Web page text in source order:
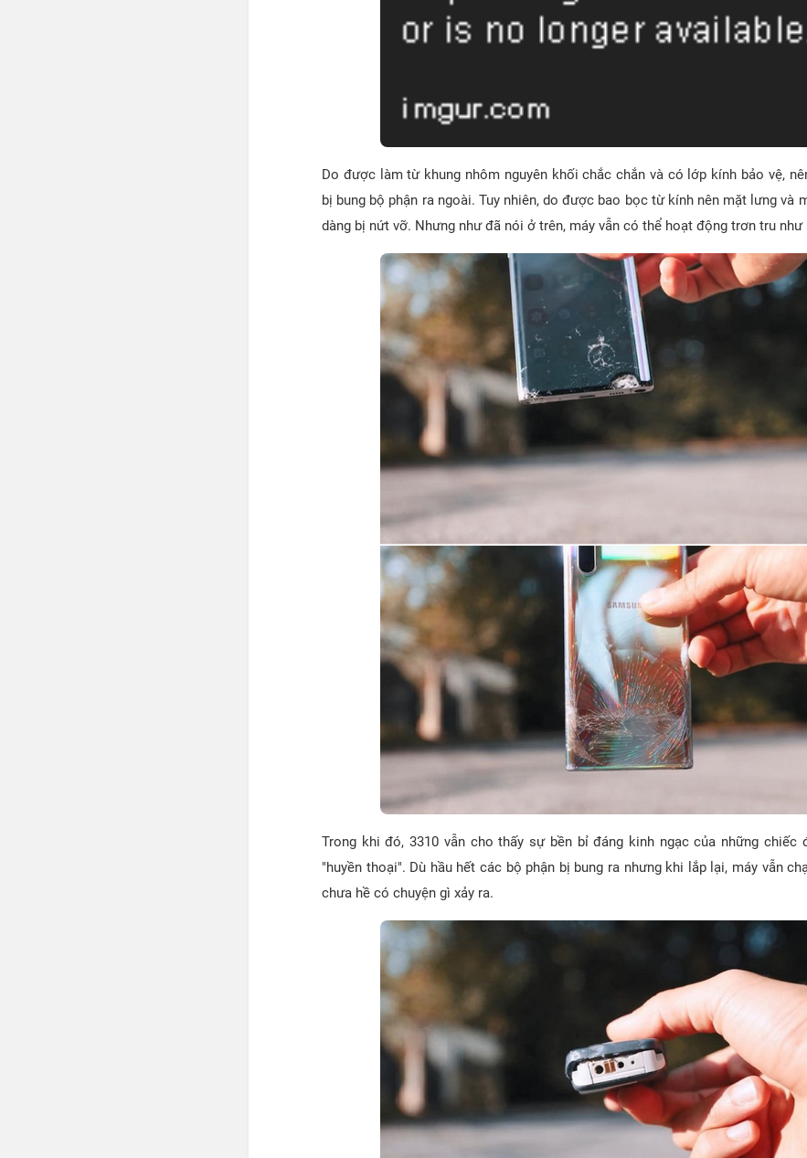
Do được làm từ khung nhôm nguyên khối chắc chắn và có lớp kính bảo vệ,
bị bung bộ phận ra ngoài. Tuy nhiên, do được bao bọc từ kính nên mặt lưng và
dàng bị nứt vỡ. Nhưng như đã nói ở trên, máy vẫn có thể hoạt động trơn tru như
Trong khi đó, 3310 vẫn cho thấy sự bền bỉ đáng kinh ngạc của những chiếc
"huyền thoại". Dù hầu hết các bộ phận bị bung ra nhưng khi lắp lại, máy vẫn
chưa hề có chuyện gì xảy ra.